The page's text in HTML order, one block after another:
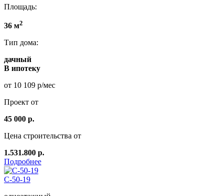
Площадь:
36 м2
Тип дома:
дачный
В ипотеку
от 10 109 р/мес
Проект от
45 000 р.
Цена строительства от
1.531.800 р.
Подробнее
C-50-19